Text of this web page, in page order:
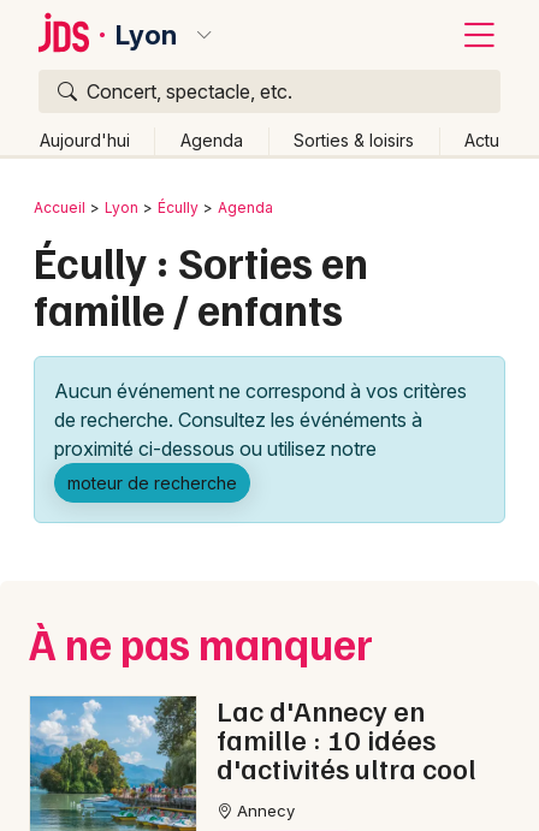
Lyon
Concert, spectacle, etc.
Aujourd'hui Agenda Sorties & loisirs Actu
Publier un événement
Grands événements
Activité & Expérience
Manifestations
Foires & salons
Concerts
Sports
Soirées
Sorties famille
Bordeaux
Colmar
Lille
Lyon
Marseille
Mulhouse
Nice
Paris
Strasbourg
Toulouse
Retour
Accueil Lyon Écully Agenda
Écully : Sorties en
famille / enfants
Aucun événement ne correspond à vos critères
de recherche. Consultez les événéments à
proximité ci-dessous ou utilisez notre
moteur de recherche
À ne pas manquer
Lac d'Annecy en
famille : 10 idées
d'activités ultra cool
Annecy
Quoi ?
Où ?
Lyon et alentours
Près de moi
Changer de lieu
Quand ?
Aujourd'hui
Demain Ce week-end Autre